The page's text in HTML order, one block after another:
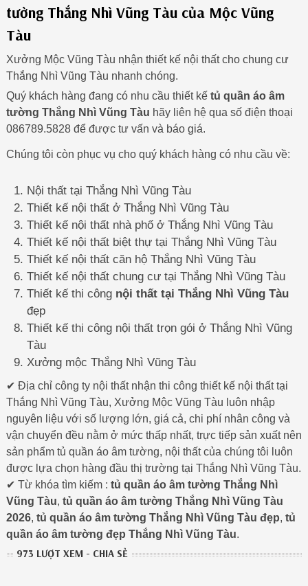
tường Thắng Nhì Vũng Tàu của Mộc Vũng
Tàu
Xưởng Mộc Vũng Tàu nhận thiết kế nội thất cho chung cư
Thắng Nhì Vũng Tàu nhanh chóng.
Quý khách hàng đang có nhu cầu thiết kế tủ quần áo âm
tường Thắng Nhì Vũng Tàu hãy liên hệ qua số điện thoại
086789.5828 để được tư vấn và báo giá.
Chúng tôi còn phục vụ cho quý khách hàng có nhu cầu về:
Nội thất tại Thắng Nhì Vũng Tàu
Thiết kế nội thất ở Thắng Nhì Vũng Tàu
Thiết kế nội thất nhà phố ở Thắng Nhì Vũng Tàu
Thiết kế nội thất biệt thự tại Thắng Nhì Vũng Tàu
Thiết kế nội thất căn hộ Thắng Nhì Vũng Tàu
Thiết kế nội thất chung cư tại Thắng Nhì Vũng Tàu
Thiết kế thi công nội thất tại Thắng Nhì Vũng Tàu
đẹp
Thiết kế thi công nội thất trọn gói ở Thắng Nhì Vũng
Tàu
Xưởng mộc Thắng Nhì Vũng Tàu
✔ Địa chỉ công ty nội thất nhận thi công thiết kế nội thất tại
Thắng Nhì Vũng Tàu, Xưởng Mộc Vũng Tàu luôn nhập
nguyên liệu với số lượng lớn, giá cả, chi phí nhân công và
vận chuyển đều nằm ở mức thấp nhất, trực tiếp sản xuất nên
sản phẩm tủ quần áo âm tường, nội thất của chúng tôi luôn
được lựa chọn hàng đầu thị trường tại Thắng Nhì Vũng Tàu.
✔ Từ khóa tìm kiếm : tủ quần áo âm tường Thắng Nhì
Vũng Tàu, tủ quần áo âm tường Thắng Nhì Vũng Tàu
2026, tủ quần áo âm tường Thắng Nhì Vũng Tàu đẹp, tủ
quần áo âm tường đẹp Thắng Nhì Vũng Tàu.
973 LƯỢT XEM - CHIA SẺ